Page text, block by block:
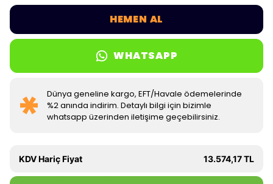
HEMEN AL
WHATSAPP
Dünya geneline kargo, EFT/Havale ödemelerinde
%2 anında indirim. Detaylı bilgi için bizimle
whatsapp üzerinden iletişime geçebilirsiniz.
KDV Hariç Fiyat 13.574,17 TL